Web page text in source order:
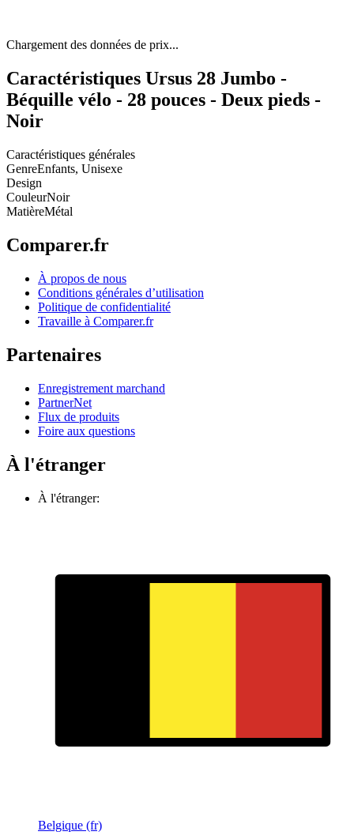
Chargement des données de prix...
Caractéristiques Ursus 28 Jumbo -
Béquille vélo - 28 pouces - Deux pieds -
Noir
Caractéristiques générales
GenreEnfants, Unisexe
Design
CouleurNoir
MatièreMétal
Comparer.fr
À propos de nous
Conditions générales d’utilisation
Politique de confidentialité
Travaille à Comparer.fr
Partenaires
Enregistrement marchand
PartnerNet
Flux de produits
Foire aux questions
À l'étranger
À l'étranger:
Belgique (fr)